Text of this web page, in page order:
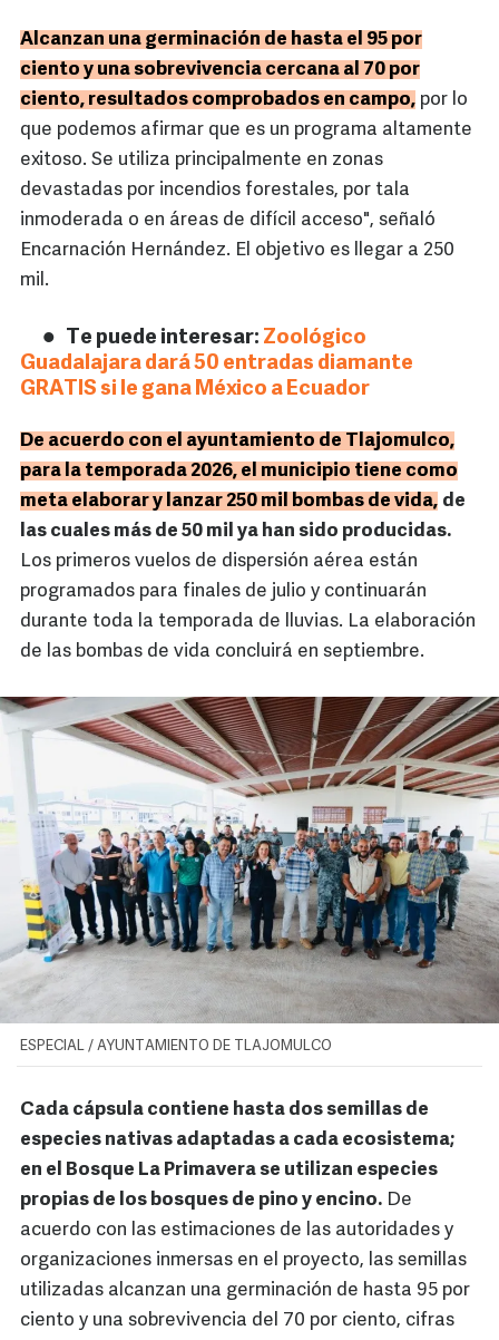
Alcanzan una germinación de hasta el 95 por
ciento y una sobrevivencia cercana al 70 por
ciento, resultados comprobados en campo, por lo
que podemos afirmar que es un programa altamente
exitoso. Se utiliza principalmente en zonas
devastadas por incendios forestales, por tala
inmoderada o en áreas de difícil acceso", señaló
Encarnación Hernández. El objetivo es llegar a 250
mil.
Te puede interesar: Zoológico
Guadalajara dará 50 entradas diamante
GRATIS si le gana México a Ecuador
De acuerdo con el ayuntamiento de Tlajomulco,
para la temporada 2026, el municipio tiene como
meta elaborar y lanzar 250 mil bombas de vida, de
las cuales más de 50 mil ya han sido producidas.
Los primeros vuelos de dispersión aérea están
programados para finales de julio y continuarán
durante toda la temporada de lluvias. La elaboración
de las bombas de vida concluirá en septiembre.
ESPECIAL / AYUNTAMIENTO DE TLAJOMULCO
Cada cápsula contiene hasta dos semillas de
especies nativas adaptadas a cada ecosistema;
en el Bosque La Primavera se utilizan especies
propias de los bosques de pino y encino. De
acuerdo con las estimaciones de las autoridades y
organizaciones inmersas en el proyecto, las semillas
utilizadas alcanzan una germinación de hasta 95 por
ciento y una sobrevivencia del 70 por ciento, cifras